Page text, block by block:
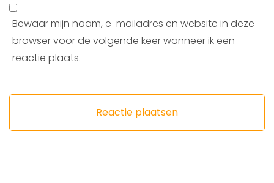
Bewaar mijn naam, e-mailadres en website in deze
browser voor de volgende keer wanneer ik een
reactie plaats.